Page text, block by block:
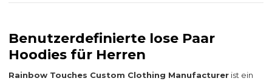
Benutzerdefinierte lose Paar
Hoodies für Herren
Rainbow Touches Custom Clothing Manufacturer ist ein